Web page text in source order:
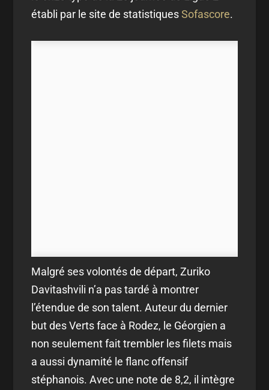
établi par le site de statistiquesSofascore.
Malgré ses volontés de départ, Zuriko
Davitashvili n’a pas tardé à montrer
l’étendue de son talent. Auteur du dernier
but des Verts face à Rodez, le Géorgien a
non seulement fait trembler les filets mais
a aussi dynamité le flanc offensif
stéphanois. Avec une note de 8,2, il intègre